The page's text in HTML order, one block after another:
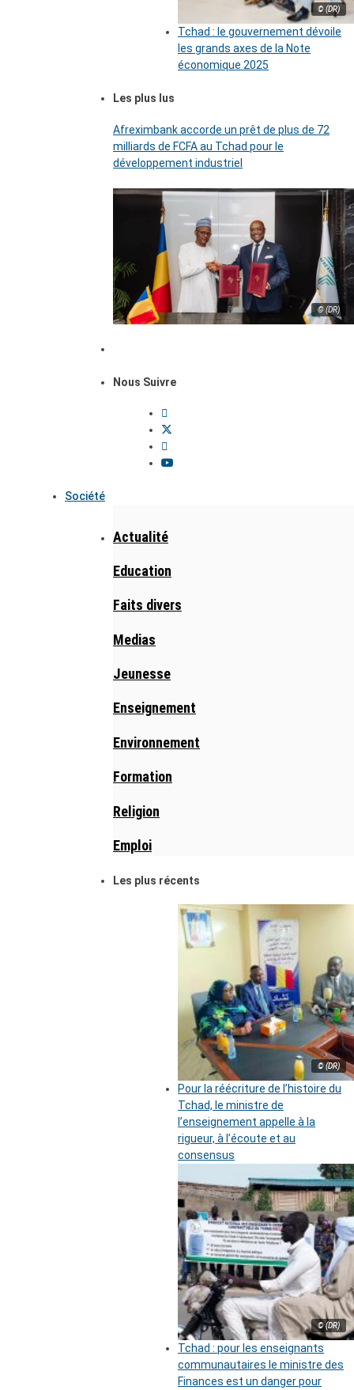
© (DR)
Tchad : le gouvernement dévoile
les grands axes de la Note
économique 2025
Les plus lus
Afreximbank accorde un prêt de plus de 72
milliards de FCFA au Tchad pour le
développement industriel
© (DR)
Nous Suivre
Société
Actualité
Education
Faits divers
Medias
Jeunesse
Enseignement
Environnement
Formation
Religion
Emploi
Les plus récents
© (DR)
Pour la réécriture de l’histoire du
Tchad, le ministre de
l’enseignement appelle à la
rigueur, à l’écoute et au
consensus
© (DR)
Tchad : pour les enseignants
communautaires le ministre des
Finances est un danger pour